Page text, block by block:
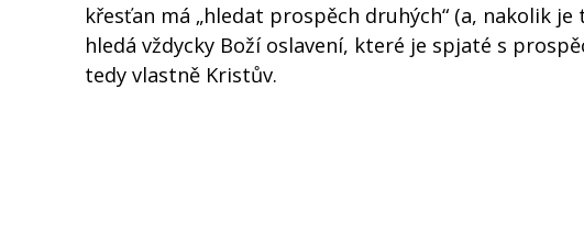
křesťan má „hledat prospěch druhých“ (a, nakolik
hledá vždycky Boží oslavení, které je spjaté s
tedy vlastně Kristův.